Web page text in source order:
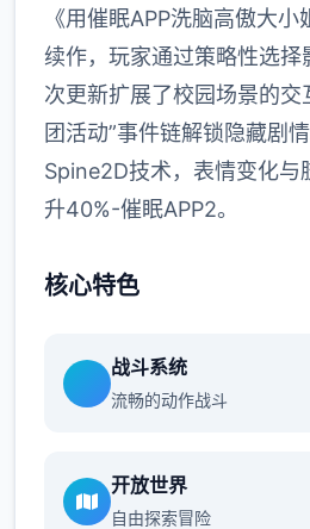
《用催眠APP洗脑高傲大
续作，玩家通过策略性选择
次更新扩展了校园场景的交
团活动”事件链解锁隐藏剧
Spine2D技术，表情变化与
升40%-催眠APP2。
核心特色
战斗系统
流畅的动作战斗
开放世界
自由探索冒险